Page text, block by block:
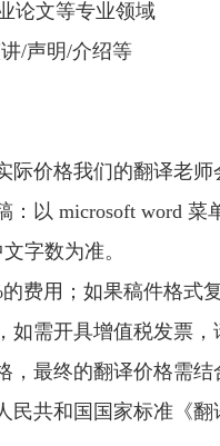
论文等专业领域
/声明/介绍等
价格我们的翻译老
以 microsoft word 菜
字数为准。
费用；如果稿件格式
需开具增值税发票，
最终的翻译价格需
共和国国家标准《